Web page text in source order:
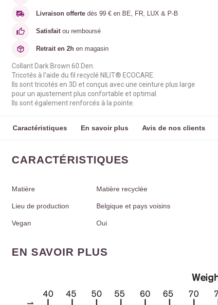
Livraison offerte dès 99 € en BE, FR, LUX & P-B
Satisfait ou remboursé
Retrait en 2h en magasin
Collant Dark Brown 60 Den.
Tricotés à l'aide du fil recyclé NILIT® ECOCARE.
Ils sont tricotés en 3D et conçus avec une ceinture plus large
pour un ajustement plus confortable et optimal.
Ils sont également renforcés à la pointe.
Caractéristiques En savoir plus Avis de nos clients
CARACTÉRISTIQUES
Matière Matière recyclée
Lieu de production Belgique et pays voisins
Vegan Oui
EN SAVOIR PLUS